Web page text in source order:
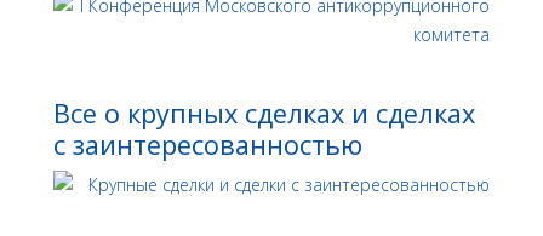
Все о крупных сделках и сделках
с заинтересованностью